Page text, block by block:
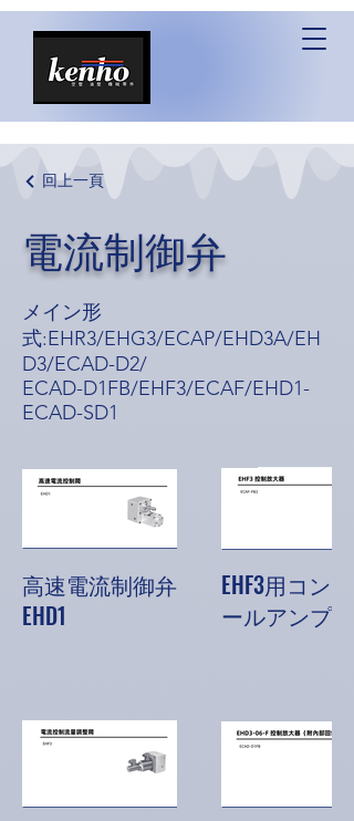
回上一頁
電流制御弁
メイン形
式:EHR3/EHG3/ECAP/EHD3A/EH
D3/ECAD-D2/
ECAD-D1FB/EHF3/ECAF/EHD1-
ECAD-SD1
高速電流制御弁
EHD1
EHF3用コント
ールアンプ